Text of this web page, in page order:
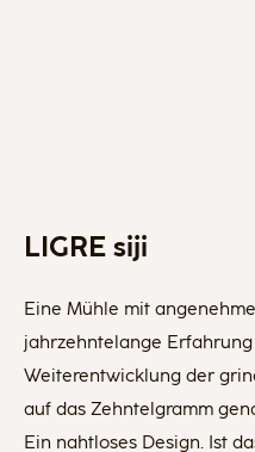
LIGRE siji
Eine Mühle mit
jahrzehntelange
Weiterentwicklung der
auf das Zehntelgramm
Ein nahtloses Design. Ist